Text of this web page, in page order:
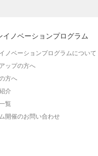
イノベーションプログラム
ノベーションプログラムについて
ップの方へ
方へ
介
覧
開催のお問い合わせ